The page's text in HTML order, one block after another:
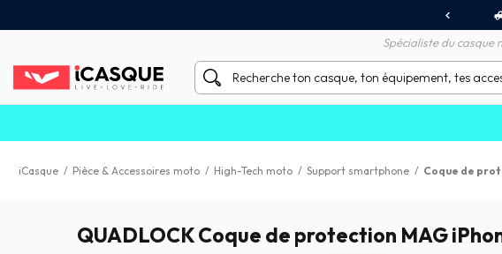
Spécialiste du casque
iCasque / Pièce & Accessoires moto / High-Tech moto / Support smartphone / Coque de
QUADLOCK Coque de protection MAG